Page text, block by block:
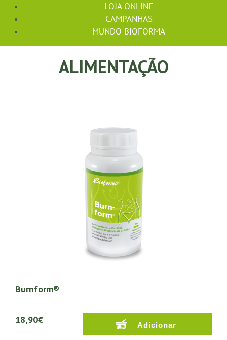
LOJA ONLINE
CAMPANHAS
MUNDO BIOFORMA
ALIMENTAÇÃO
Burnform®
18,90€